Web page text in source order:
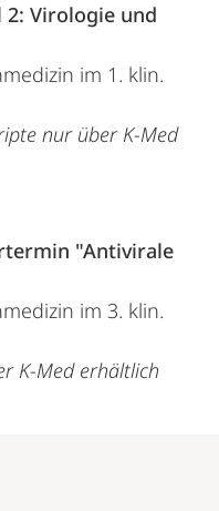
Virologie und
im 1. klin.
nur über K-Med
"Antivirale
im 3. klin.
K-Med erhältlich